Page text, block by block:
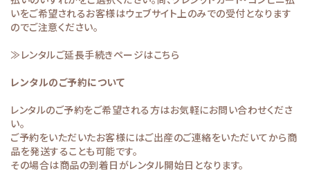
いをご希望されるお客様はウェブサイト上のみでの受付となります
のでご注意ください。
≫レンタルご延長手続きページはこちら
レンタルのご予約について
レンタルのご予約をご希望される方はお気軽にお問い合わせくださ
い。
ご予約をいただいたお客様にはご出産のご連絡をいただいてから商
品を発送することも可能です。
その場合は商品の到着日がレンタル開始日となります。